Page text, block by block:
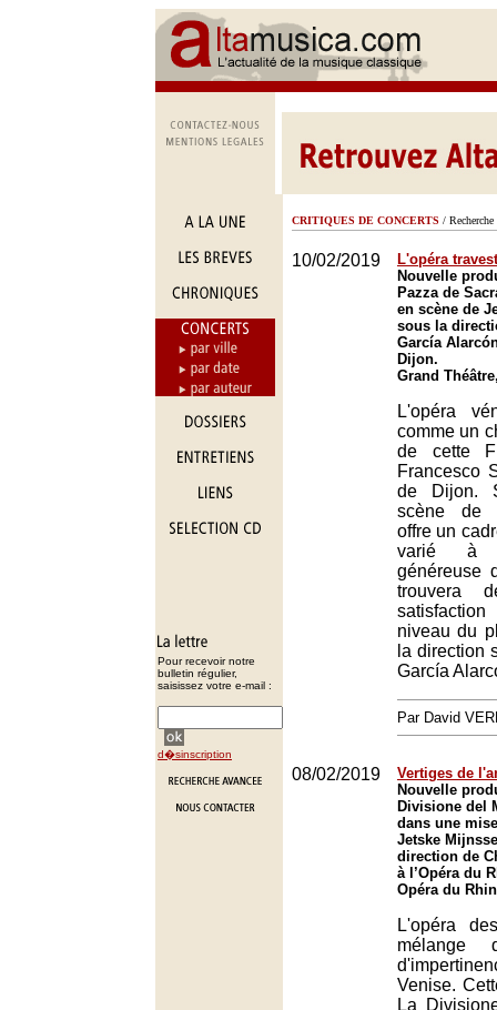
Pour recevoir notre
bulletin régulier,
saisissez votre e-mail :
d�sinscription
CRITIQUES DE CONCERTS / Recherche
10/02/2019
L'opéra
Nouvelle
Pazza de
en scène de
sous la
García
Dijon.
Grand
L'opéra
comme un
de cette
Francesco
de Dijon.
scène de
offre un
varié à
généreuse
trouvera
niveau du
la direction
García
Par David
08/02/2019
Vertiges de
Nouvelle
Divisione del
dans une
Jetske
direction de
à l’Opéra du
Opéra du
L'opéra
mélange
Venise.
La